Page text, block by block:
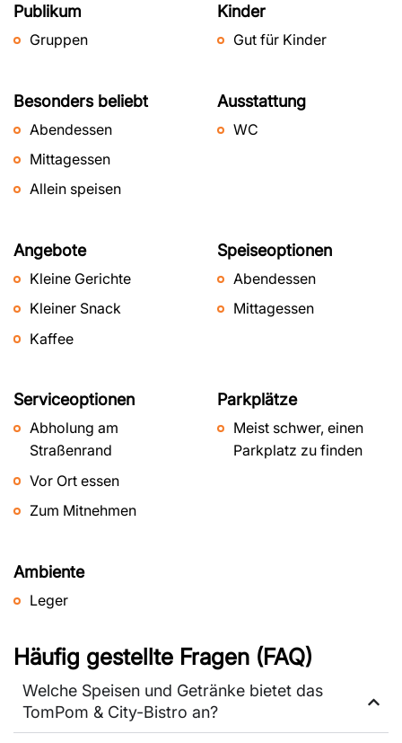
Publikum
Gruppen
Kinder
Gut für Kinder
Besonders beliebt
Abendessen
Mittagessen
Allein speisen
Ausstattung
WC
Angebote
Kleine Gerichte
Kleiner Snack
Kaffee
Speiseoptionen
Abendessen
Mittagessen
Serviceoptionen
Abholung am
Straßenrand
Vor Ort essen
Zum Mitnehmen
Parkplätze
Meist schwer, einen
Parkplatz zu finden
Ambiente
Leger
Häufig gestellte Fragen (FAQ)
Welche Speisen und Getränke bietet das
TomPom & City-Bistro an?